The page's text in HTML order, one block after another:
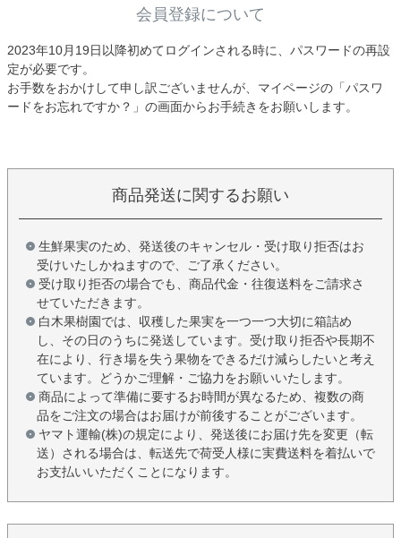
会員登録について
2023年10月19日以降初めてログインされる時に、パスワードの再設
定が必要です。
お手数をおかけして申し訳ございませんが、マイページの「パスワ
ードをお忘れですか？」の画面からお手続きをお願いします。
商品発送に関するお願い
生鮮果実のため、発送後のキャンセル・受け取り拒否はお
受けいたしかねますので、ご了承ください。
受け取り拒否の場合でも、商品代金・往復送料をご請求さ
せていただきます。
白木果樹園では、収穫した果実を一つ一つ大切に箱詰め
し、その日のうちに発送しています。受け取り拒否や長期不
在により、行き場を失う果物をできるだけ減らしたいと考え
ています。どうかご理解・ご協力をお願いいたします。
商品によって準備に要するお時間が異なるため、複数の商
品をご注文の場合はお届けが前後することがございます。
ヤマト運輸(株)の規定により、発送後にお届け先を変更（転
送）される場合は、転送先で荷受人様に実費送料を着払いで
お支払いいただくことになります。